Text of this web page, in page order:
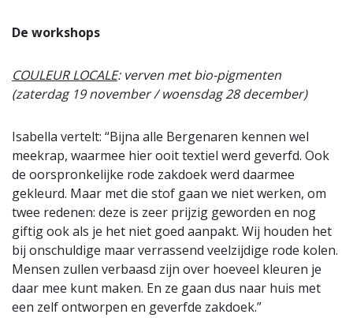
De workshops
COULEUR LOCALE: verven met bio-pigmenten
(zaterdag 19 november / woensdag 28 december)
Isabella vertelt: “Bijna alle Bergenaren kennen wel
meekrap, waarmee hier ooit textiel werd geverfd. Ook
de oorspronkelijke rode zakdoek werd daarmee
gekleurd. Maar met die stof gaan we niet werken, om
twee redenen: deze is zeer prijzig geworden en nog
giftig ook als je het niet goed aanpakt. Wij houden het
bij onschuldige maar verrassend veelzijdige rode kolen.
Mensen zullen verbaasd zijn over hoeveel kleuren je
daar mee kunt maken. En ze gaan dus naar huis met
een zelf ontworpen en geverfde zakdoek.”